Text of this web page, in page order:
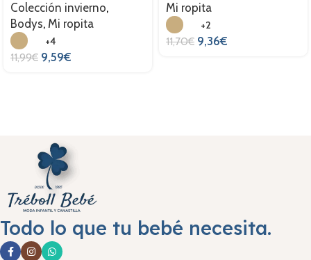
Colección invierno,
Bodys, Mi ropita
+4
11,99€ 9,59€
Mi ropita
+2
11,70€ 9,36€
Todo lo que tu bebé necesita.